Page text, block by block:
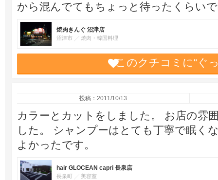
から混んでてもちょっと待ったくらい
焼肉きんぐ 沼津店
沼津市 焼肉・韓国料理
このクチコミに“ぐ
投稿：2011/10/13
カラーとカットをしました。 お店の雰
した。 シャンプーはとても丁寧で眠く
よかったです。
hair GLOCEAN capri 長泉店
長泉町 美容室